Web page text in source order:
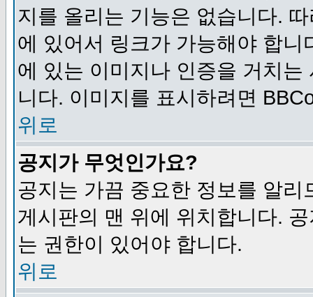
지를 올리는 기능은 없습니다.
에 있어서 링크가 가능해야 합
에 있는 이미지나 인증을 거치
니다. 이미지를 표시하려면
위로
공지가 무엇인가요?
공지는 가끔 중요한 정보를 알
게시판의 맨 위에 위치합니다.
는 권한이 있어야 합니다.
위로